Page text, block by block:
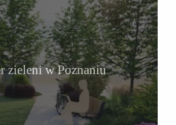
zieleni w Poznaniu